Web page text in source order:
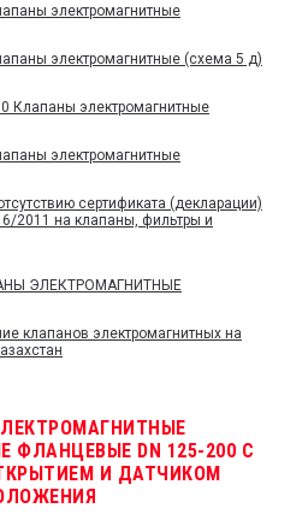
электромагнитные
электромагнитные (схема 5 д)
Клапаны электромагнитные
электромагнитные
сертификата (декларации)
2011 на клапаны, фильтры и
ЭЛЕКТРОМАГНИТНЫЕ
клапанов электромагнитных на
DN 125-200 С
И ДАТЧИКОМ